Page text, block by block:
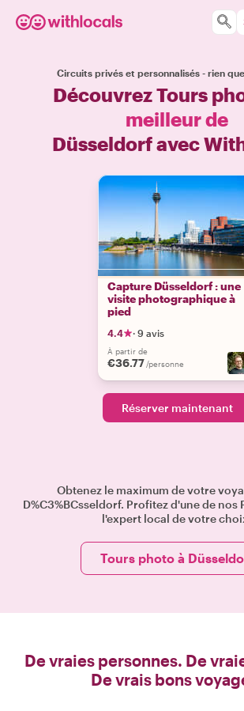
Circuits privés et personnalisés - rien
Découvrez Tours
meilleur de
Düsseldorf avec
Capture Düsseldorf : une
visite photographique à
pied
4.4 · 9 avis
À partir de
€36.77 /personne
Réserver maintenant
Obtenez le maximum de votre
D%C3%BCsseldorf. Profitez d'une de nos
l'expert local de votre
Tours photo à
De vraies personnes. De
De vrais bons